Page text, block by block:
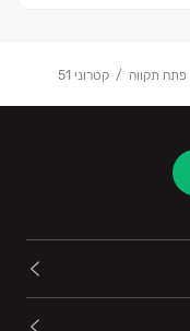
פתח תקווה קטרוני 51